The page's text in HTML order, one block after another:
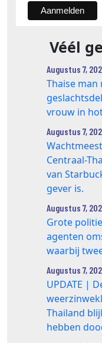
Véél
Augustus 7,
Thaise
vrouw in
Augustus 7,
Centraal-
van
gever is.
Augustus 7,
Grote
agenten
waarbij
Augustus 7,
UPDATE |
Thailand
hebben